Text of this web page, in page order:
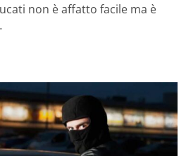
non è affatto facile ma è